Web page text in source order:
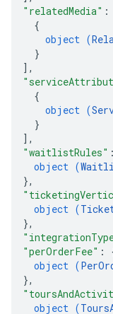
"relatedMedia" :
{
object (
}
] ,
{
object (
}
] ,
"waitlistRules"
object (
},
object (
},
"perOrderFee" :
object (
},
object (